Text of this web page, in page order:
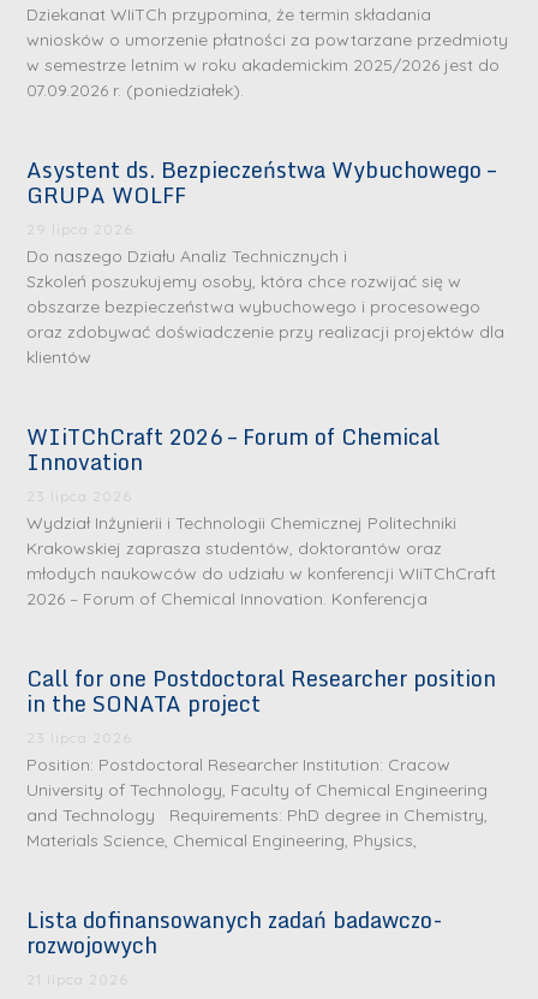
Dziekanat WIiTCh przypomina, że termin składania
wniosków o umorzenie płatności za powtarzane przedmioty
w semestrze letnim w roku akademickim 2025/2026 jest do
07.09.2026 r. (poniedziałek).
Asystent ds. Bezpieczeństwa Wybuchowego –
GRUPA WOLFF
29 lipca 2026
Do naszego Działu Analiz Technicznych i
Szkoleń poszukujemy osoby, która chce rozwijać się w
obszarze bezpieczeństwa wybuchowego i procesowego
oraz zdobywać doświadczenie przy realizacji projektów dla
klientów
WIiTChCraft 2026 – Forum of Chemical
Innovation
23 lipca 2026
Wydział Inżynierii i Technologii Chemicznej Politechniki
Krakowskiej zaprasza studentów, doktorantów oraz
młodych naukowców do udziału w konferencji WIiTChCraft
2026 – Forum of Chemical Innovation. Konferencja
Call for one Postdoctoral Researcher position
in the SONATA project
23 lipca 2026
Position: Postdoctoral Researcher Institution: Cracow
University of Technology, Faculty of Chemical Engineering
and Technology Requirements: PhD degree in Chemistry,
Materials Science, Chemical Engineering, Physics,
Lista dofinansowanych zadań badawczo-
rozwojowych
21 lipca 2026